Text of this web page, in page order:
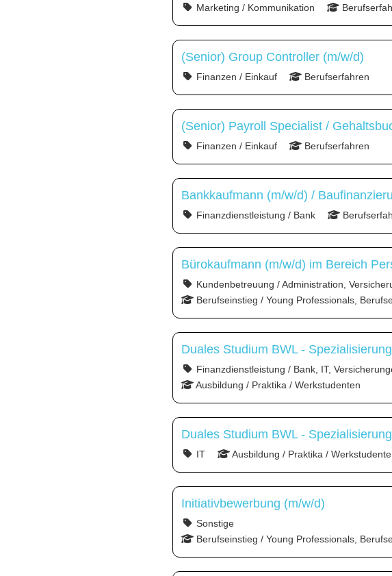
Marketing / Kommunikation
(Senior) Group Controller (m/w/d)
Finanzen / Einkauf Berufserfahren
(Senior) Payroll Specialist /
Finanzen / Einkauf Berufserfahren
Bankkaufmann (m/w/d) /
Finanzdienstleistung / Bank
Bürokaufmann (m/w/d) im Bereich
Kundenbetreuung / Administration,
Berufseinstieg / Young Professionals,
Duales Studium BWL -
Finanzdienstleistung / Bank, IT,
Ausbildung / Praktika / Werkstudenten
Duales Studium BWL -
IT Ausbildung / Praktika /
Initiativbewerbung (m/w/d)
Sonstige
Berufseinstieg / Young Professionals,